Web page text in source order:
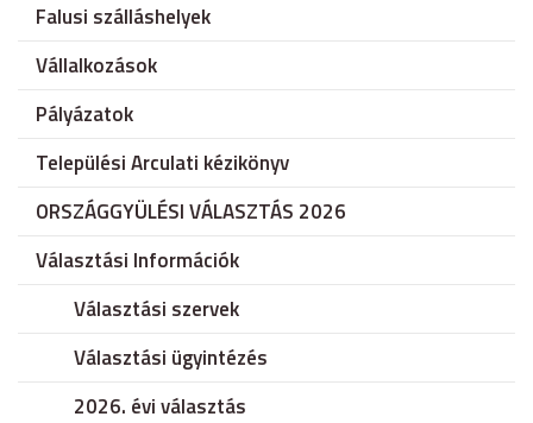
Falusi szálláshelyek
Vállalkozások
Pályázatok
Települési Arculati kézikönyv
ORSZÁGGYÜLÉSI VÁLASZTÁS 2026
Választási Információk
Választási szervek
Választási ügyintézés
2026. évi választás